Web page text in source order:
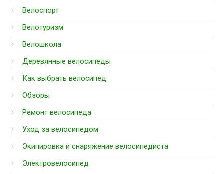
Велоспорт
Велотуризм
Велошкола
Деревянные велосипеды
Как выбрать велосипед
Обзоры
Ремонт велосипеда
Уход за велосипедом
Экипировка и снаряжение велосипедиста
Электровелосипед